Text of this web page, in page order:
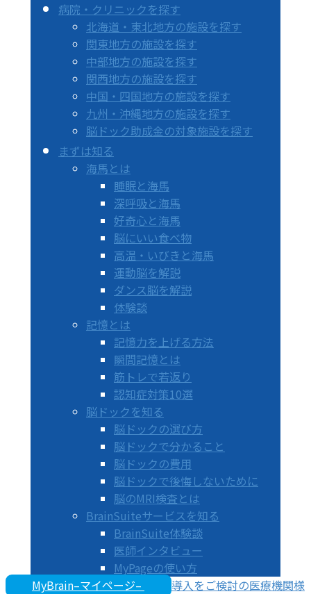
病院・クリニックを探す
北海道・東北地方の施設を探す
関東地方の施設を探す
中部地方の施設を探す
関西地方の施設を探す
中国・四国地方の施設を探す
九州・沖縄地方の施設を探す
脳ドック助成金の対象施設を探す
まずは知る
海馬とは
睡眠と海馬
深呼吸と海馬
好奇心と海馬
脳にいい食べ物
高温・いびきと海馬
運動脳を解説
ダンス脳を解説
体験談
記憶とは
記憶力を上げる方法
瞬間記憶とは
筋トレで若返り
認知症対策10選
脳ドックを知る
脳ドックの選び方
脳ドックで分かること
脳ドックの費用
脳ドックで後悔しないために
脳のMRI検査とは
BrainSuiteサービスを知る
BrainSuite体験談
医師インタビュー
MyPageの使い方
MyBrain–マイページ–
導入をご検討の医療機関様